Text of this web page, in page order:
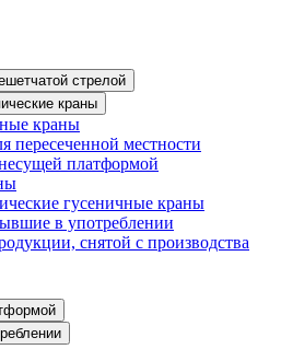
стрелой
краны
краны
пересеченной местности
платформой
гусеничные краны
в употреблении
снятой с производства